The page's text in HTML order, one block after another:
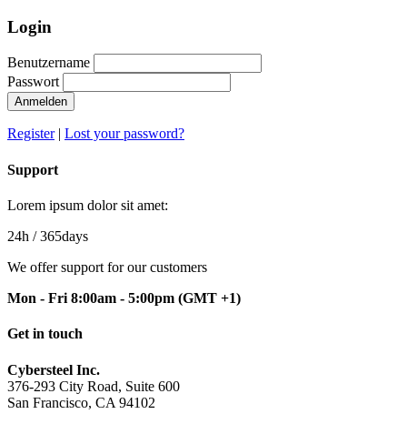
Login
Benutzername
Passwort
Anmelden
Register| Lost your password?
Support
Lorem ipsum dolor sit amet:
24h / 365days
We offer support for our customers
Mon - Fri 8:00am - 5:00pm (GMT +1)
Get in touch
Cybersteel Inc.
376-293 City Road, Suite 600
San Francisco, CA 94102